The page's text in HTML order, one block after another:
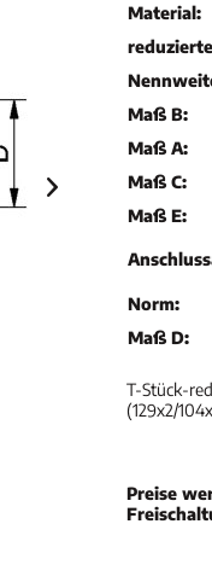
Material:
Maß B:
Maß A:
Maß C:
Maß E:
Norm:
Maß D:
T-Stück-
(129x2/
Preise